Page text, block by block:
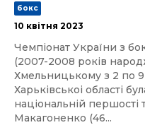
бокс
10 квітня 2023
Чемпіонат України з
(2007-2008 років
Хмельницькому з 2 по 9
Харьківськоі області
національній
Макагоненко (46...